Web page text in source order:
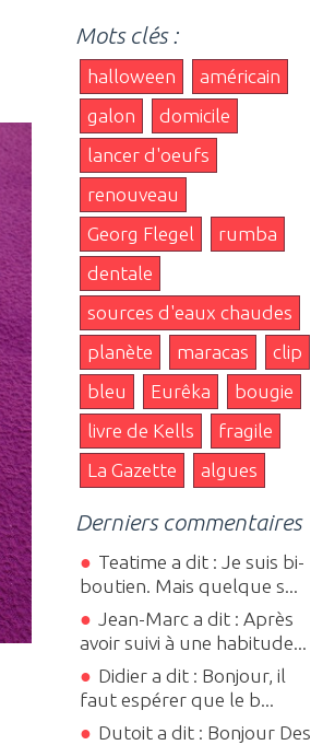
Mots clés :
halloween
américain
galon
domicile
lancer d'oeufs
renouveau
Georg Flegel
rumba
dentale
sources d'eaux chaudes
planète
maracas
clip
bleu
Eurêka
bougie
livre de Kells
fragile
La Gazette
algues
Derniers commentaires
Teatime a dit : Je suis bi-
boutien. Mais quelque s...
Jean-Marc a dit : Après
avoir suivi à une habitude...
Didier a dit : Bonjour, il
faut espérer que le b...
Dutoit a dit : Bonjour Des